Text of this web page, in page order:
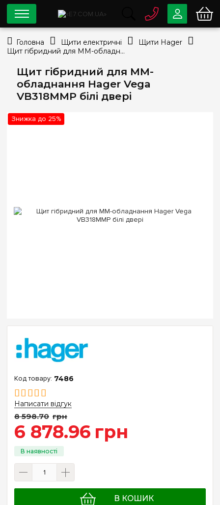
Щит гібридний для ММ-
обладнання Hager Vega
VB318MMP білі двері
Знижка до 25%
7486
Написати відгук
8 598.70 грн
6 878.96 грн
В КОШИК
0 800 33-63-07
Безкоштовно
info@e7.com.ua
044334-79-78
Viber Telegram
Головна Щити електричні
Щити Hager
Щит гібридний для ММ-обладнання Hager Vega VB318MMP білі двері